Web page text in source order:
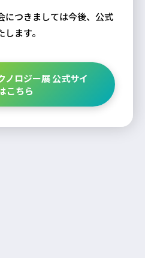
につきましては今後、公式
ます。
ノロジー展 公式サイ
こちら